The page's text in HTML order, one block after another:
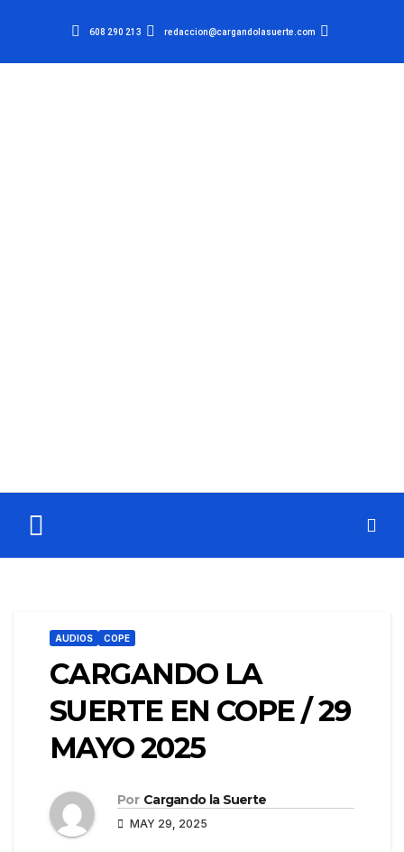
608 290 213 redaccion@cargandolasuerte.com
AUDIOS COPE
CARGANDO LA
SUERTE EN COPE / 29
MAYO 2025
Por Cargando la Suerte
MAY 29, 2025